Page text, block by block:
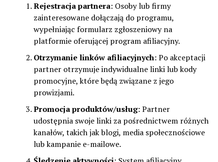
Rejestracja partnera: Osoby lub firmy
zainteresowane dołączają do programu,
wypełniając formularz zgłoszeniowy na
platformie oferującej program afiliacyjny.
Otrzymanie linków afiliacyjnych: Po akceptacji
partner otrzymuje indywidualne linki lub kody
promocyjne, które będą związane z jego
prowizjami.
Promocja produktów/usług: Partner
udostępnia swoje linki za pośrednictwem różnych
kanałów, takich jak blogi, media społecznościowe
lub kampanie e-mailowe.